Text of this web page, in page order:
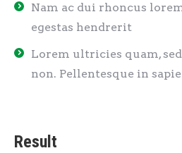
Nam ac dui rhoncus
egestas hendrerit
Lorem ultricies quam,
non. Pellentesque in
Result